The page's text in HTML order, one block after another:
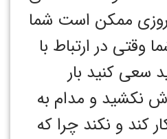
روزی ممکن است شما
وقتی در ارتباط با
سعی کنید بار
نکشید و مدام به
کند و نکند چرا که